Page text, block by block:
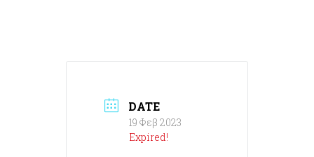
DATE
19 Φεβ 2023
Expired!